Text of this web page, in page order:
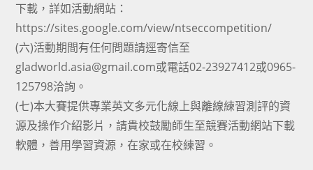
下載，詳如活動網站：
https://sites.google.com/view/ntseccompetition/
(六)活動期間有任何問題請逕寄信至
gladworld.asia@gmail.com或電話02-23927412或0965-
125798洽詢。
(七)本大賽提供專業英文多元化線上與離線練習測評的資
源及操作介紹影片，請貴校鼓勵師生至競賽活動網站下載
軟體，善用學習資源，在家或在校練習。